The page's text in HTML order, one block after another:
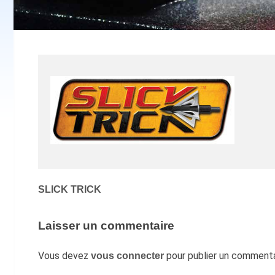
Navigation
l’article
SLICK TRICK
Laisser un commentaire
Vous devez vous connecter pour publier un